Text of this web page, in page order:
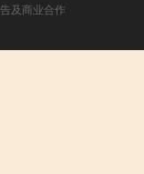
及商业合作